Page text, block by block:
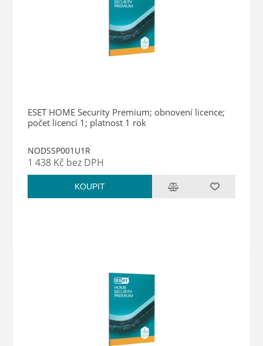
ESET HOME Security Premium; obnovení licence;
počet licencí 1; platnost 1 rok
NODSSP001U1R
1 438 Kč bez DPH
KOUPIT